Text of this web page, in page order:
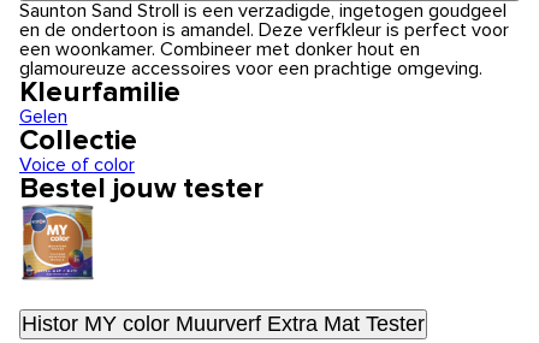
Saunton Sand Stroll is een verzadigde, ingetogen goudgeel
en de ondertoon is amandel. Deze verfkleur is perfect voor
een woonkamer. Combineer met donker hout en
glamoureuze accessoires voor een prachtige omgeving.
Kleurfamilie
Gelen
Collectie
Voice of color
Bestel jouw tester
Histor MY color Muurverf Extra Mat Tester